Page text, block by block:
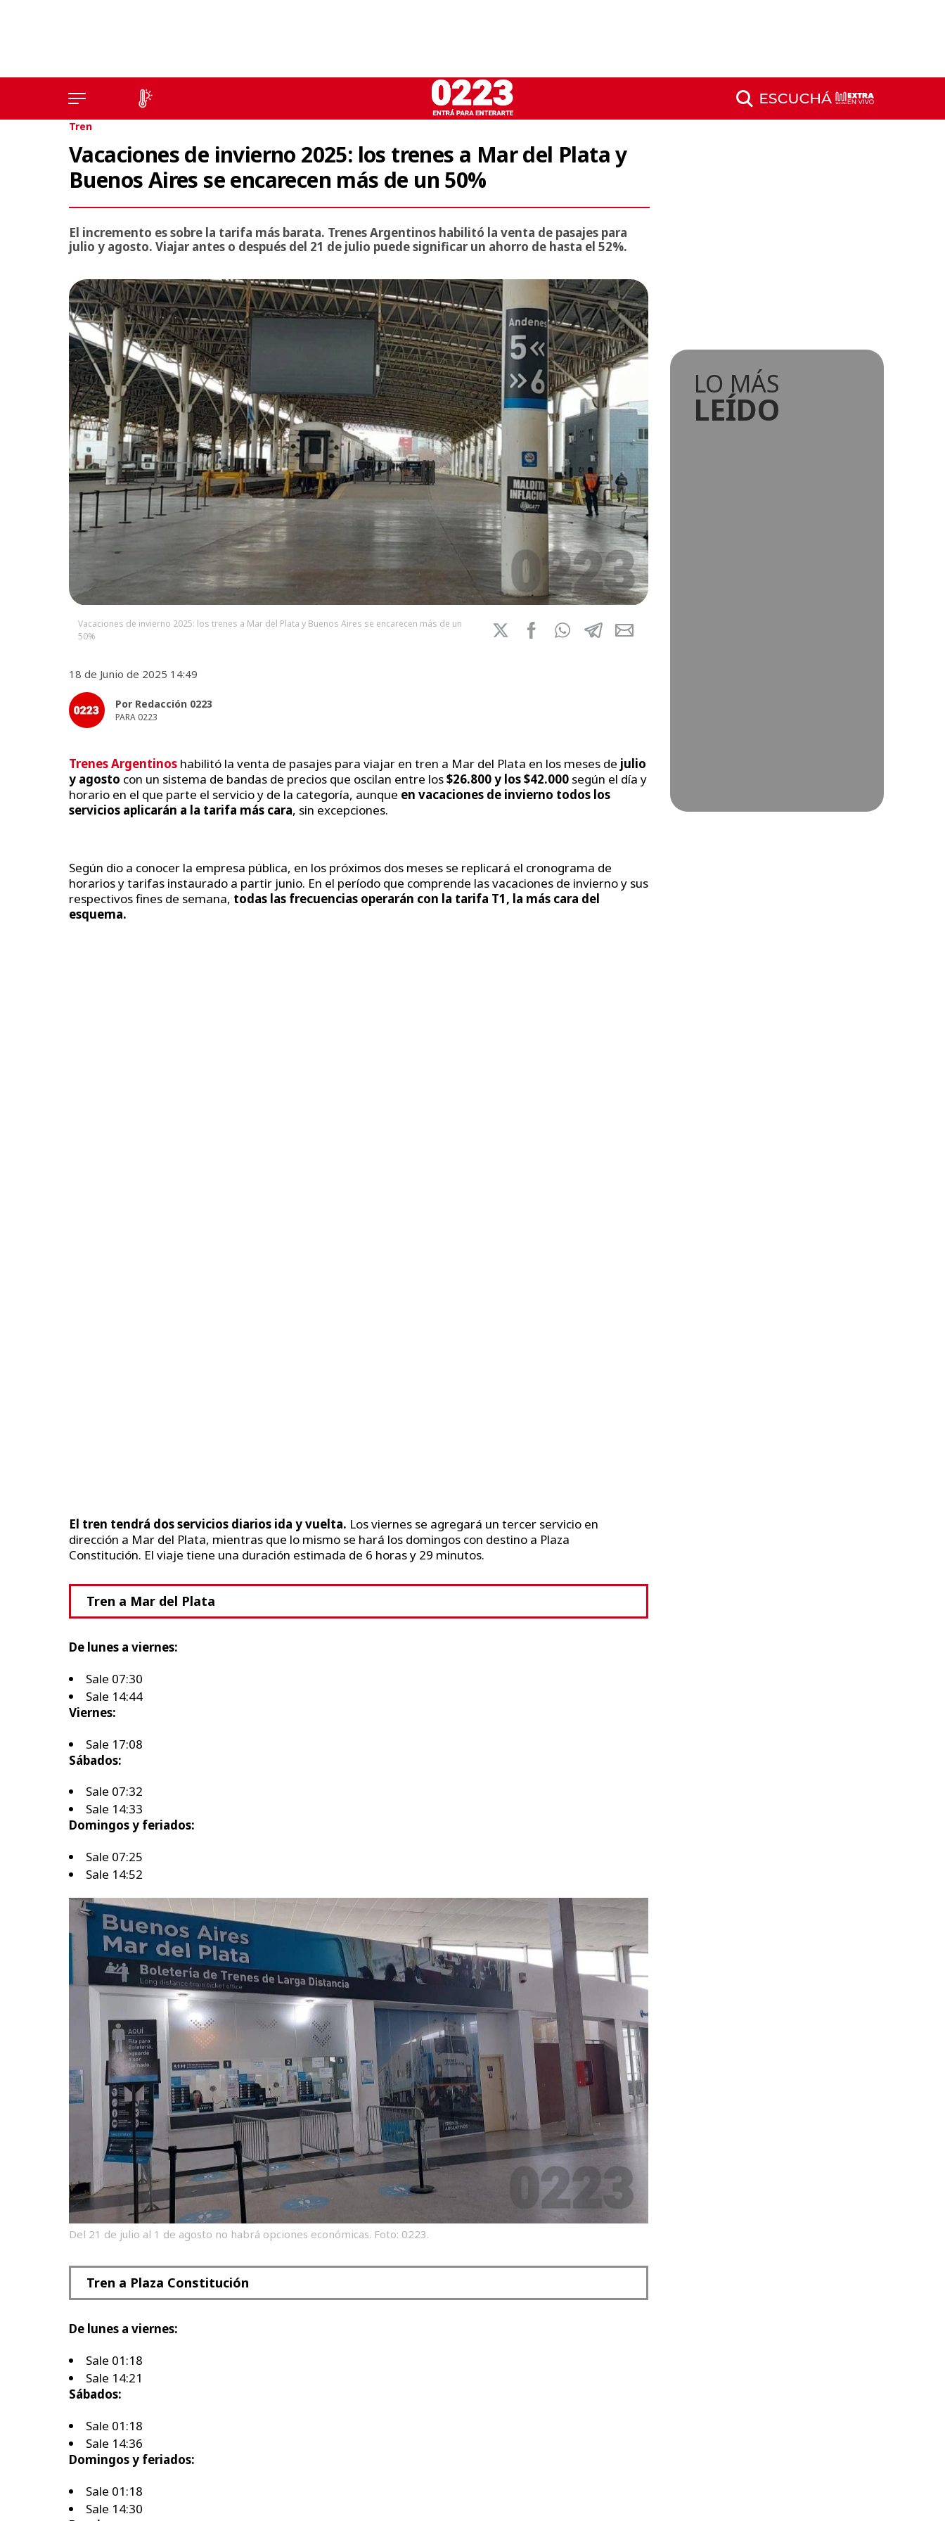
Tren
Vacaciones de invierno 2025: los trenes a Mar del Plata y
Buenos Aires se encarecen más de un 50%
El incremento es sobre la tarifa más barata. Trenes Argentinos habilitó la venta de pasajes para
julio y agosto. Viajar antes o después del 21 de julio puede significar un ahorro de hasta el 52%.
Vacaciones de invierno 2025: los trenes a Mar del Plata y Buenos Aires se encarecen más de un
50%
18 de Junio de 2025 14:49
Por Redacción 0223
PARA 0223
Trenes Argentinos habilitó la venta de pasajes para viajar en tren a Mar del Plata en los meses de julio
y agosto con un sistema de bandas de precios que oscilan entre los$26.800 y los $42.000 según el día y
horario en el que parte el servicio y de la categoría, aunque en vacaciones de invierno todos los
servicios aplicarán a la tarifa más cara, sin excepciones.
Según dio a conocer la empresa pública, en los próximos dos meses se replicará el cronograma de
horarios y tarifas instaurado a partir junio. En el período que comprende las vacaciones de invierno y sus
respectivos fines de semana, todas las frecuencias operarán con la tarifa T1, la más cara del
esquema.
El tren tendrá dos servicios diarios ida y vuelta. Los viernes se agregará un tercer servicio en
dirección a Mar del Plata, mientras que lo mismo se hará los domingos con destino a Plaza
Constitución. El viaje tiene una duración estimada de 6 horas y 29 minutos.
Tren a Mar del Plata
De lunes a viernes:
Sale 07:30
Sale 14:44
Viernes:
Sale 17:08
Sábados:
Sale 07:32
Sale 14:33
Domingos y feriados:
Sale 07:25
Sale 14:52
Del 21 de julio al 1 de agosto no habrá opciones económicas. Foto: 0223.
Tren a Plaza Constitución
De lunes a viernes:
Sale 01:18
Sale 14:21
Sábados:
Sale 01:18
Sale 14:36
Domingos y feriados:
Sale 01:18
Sale 14:30
LO MÁS
LEÍDO